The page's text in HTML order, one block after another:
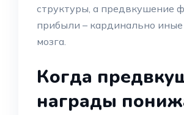
структуры, а предвкушение
прибыли – кардинально
мозга.
Когда
награды